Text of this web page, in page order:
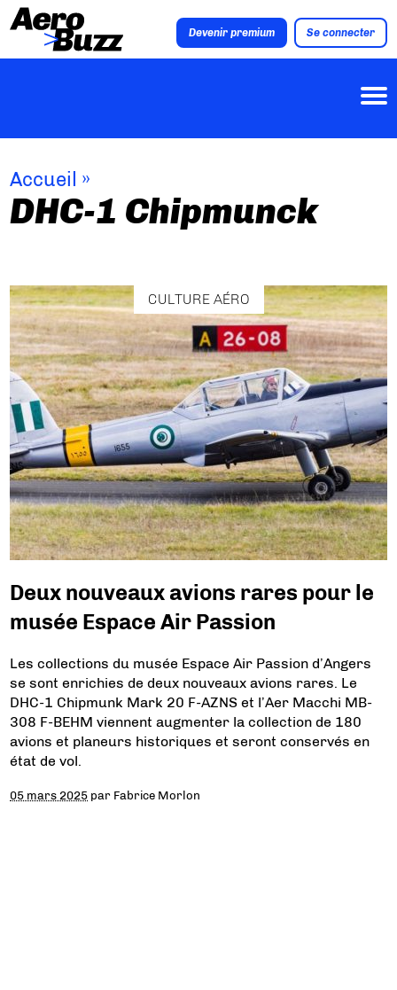
Devenir premium Se connecter
Accueil »
DHC-1 Chipmunck
CULTURE AÉRO
Deux nouveaux avions rares pour le
musée Espace Air Passion
Les collections du musée Espace Air Passion d’Angers
se sont enrichies de deux nouveaux avions rares. Le
DHC-1 Chipmunk Mark 20 F-AZNS et l’Aer Macchi MB-
308 F-BEHM viennent augmenter la collection de 180
avions et planeurs historiques et seront conservés en
état de vol.
05 mars 2025 par Fabrice Morlon